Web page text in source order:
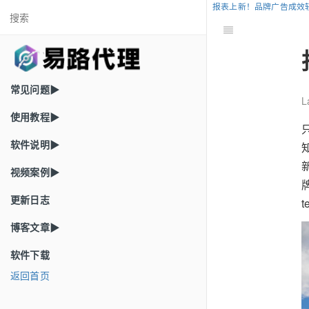
常见问题▶
使用教程▶
软件说明▶
视频案例▶
更新日志
博客文章▶
软件下载
返回首页
报表上新！品牌广告成效